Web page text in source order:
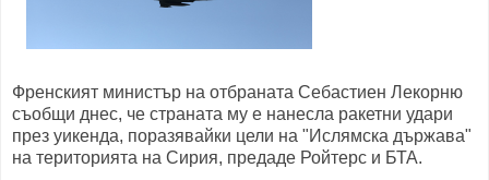
Френският министър на отбраната Себастиен Лекорню
съобщи днес, че страната му е нанесла ракетни удари
през уикенда, поразявайки цели на "Ислямска държава"
на територията на Сирия, предаде Ройтерс и БТА.